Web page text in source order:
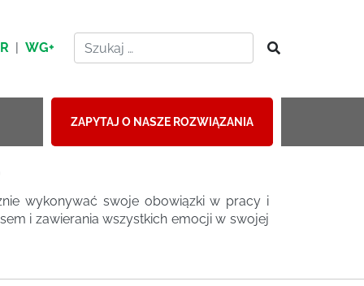
| WG+
ZAPYTAJ O NASZE ROZWIĄZANIA
wykonywać swoje obowiązki w pracy i
i zawierania wszystkich emocji w swojej